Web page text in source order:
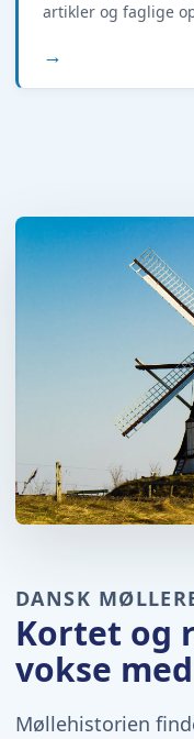
artikler og faglige
→
DANSK
Kortet og
vokse
Møllehistorien